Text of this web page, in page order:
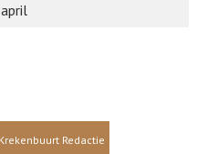
april
Krekenbuurt Redactie